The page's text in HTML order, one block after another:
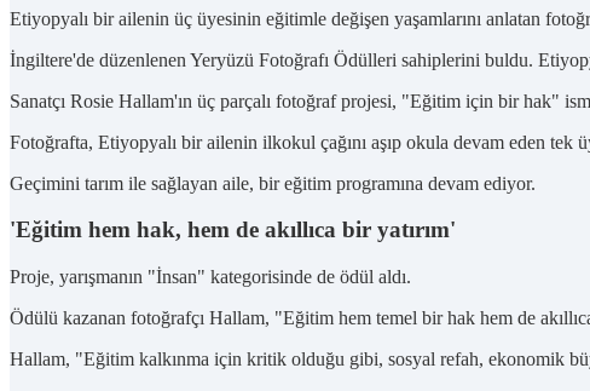
Etiyopyalı bir ailenin üç üyesinin eğitimle değişen yaşamlarını anlatan
İngiltere'de düzenlenen Yeryüzü Fotoğrafı Ödülleri sahiplerini buldu.
Sanatçı Rosie Hallam'ın üç parçalı fotoğraf projesi, "Eğitim için bir hak"
Fotoğrafta, Etiyopyalı bir ailenin ilkokul çağını aşıp okula devam eden tek
Geçimini tarım ile sağlayan aile, bir eğitim programına devam ediyor.
'Eğitim hem hak, hem de akıllıca bir yatırım'
Proje, yarışmanın "İnsan" kategorisinde de ödül aldı.
Ödülü kazanan fotoğrafçı Hallam, "Eğitim hem temel bir hak hem de
Hallam, "Eğitim kalkınma için kritik olduğu gibi, sosyal refah, ekonomik